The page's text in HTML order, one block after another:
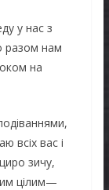
у нас з
разом нам
на
всіх вас і
зичу,
цілим—